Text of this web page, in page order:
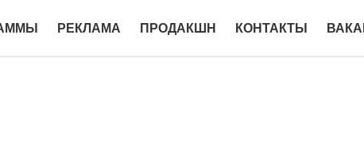
РЕКЛАМА ПРОДАКШН КОНТАКТЫ